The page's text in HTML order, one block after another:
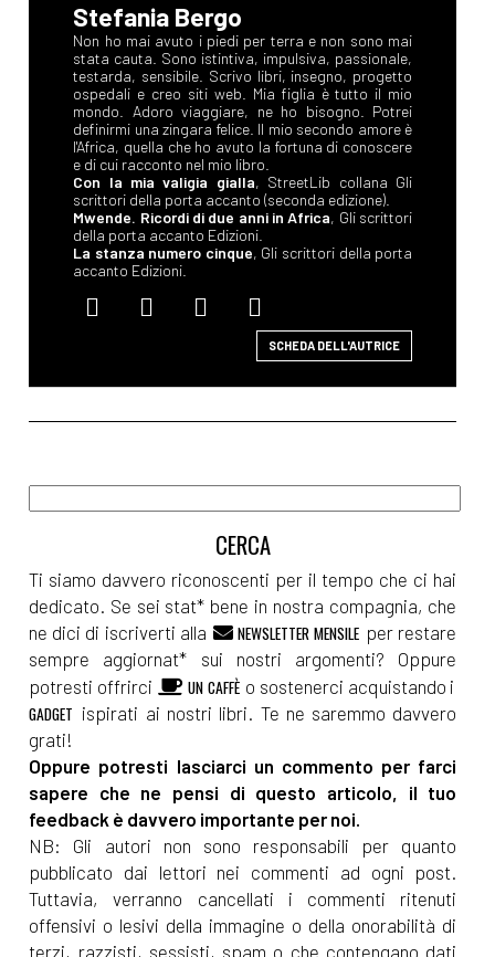
Stefania Bergo
Non ho mai avuto i piedi per terra e non sono mai
stata cauta. Sono istintiva, impulsiva, passionale,
testarda, sensibile. Scrivo libri, insegno, progetto
ospedali e creo siti web. Mia figlia è tutto il mio
mondo. Adoro viaggiare, ne ho bisogno. Potrei
definirmi una zingara felice. Il mio secondo amore è
l'Africa, quella che ho avuto la fortuna di conoscere
e di cui racconto nel mio libro.
Con la mia valigia gialla, StreetLib collana Gli
scrittori della porta accanto (seconda edizione).
Mwende. Ricordi di due anni in Africa, Gli scrittori
della porta accanto Edizioni.
La stanza numero cinque, Gli scrittori della porta
accanto Edizioni.
SCHEDA DELL'AUTRICE
Ti siamo davvero riconoscenti per il tempo che ci hai
dedicato. Se sei stat* bene in nostra compagnia, che
ne dici di iscriverti alla
NEWSLETTER MENSILE per restare
sempre aggiornat* sui nostri argomenti? Oppure
potresti offrirci
UN CAFFÈ o sostenerci acquistando i
GADGET ispirati ai nostri libri. Te ne saremmo davvero
grati!
Oppure potresti lasciarci un commento per farci
sapere che ne pensi di questo articolo, il tuo
feedback è davvero importante per noi.
NB: Gli autori non sono responsabili per quanto
pubblicato dai lettori nei commenti ad ogni post.
Tuttavia, verranno cancellati i commenti ritenuti
offensivi o lesivi della immagine o della onorabilità di
terzi, razzisti, sessisti, spam o che contengano dati